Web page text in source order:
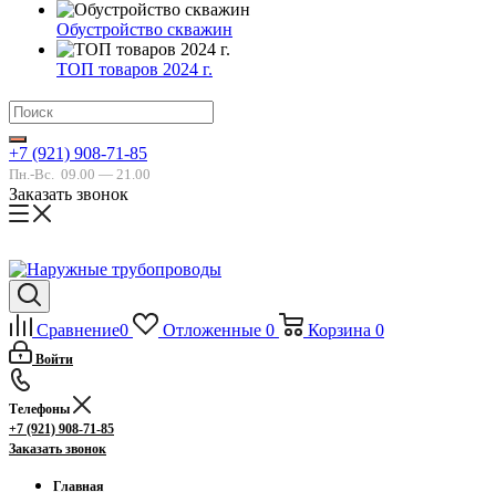
Обустройство скважин
ТОП товаров 2024 г.
+7 (921) 908-71-85
Пн.-Вс. 09.00 — 21.00
Заказать звонок
Сравнение0 Отложенные 0 Корзина 0
Войти
Телефоны
+7 (921) 908-71-85
Заказать звонок
Главная